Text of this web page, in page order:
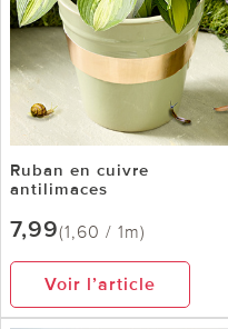
Ruban en cuivre
antilimaces
7,99(1,60 / 1m)
Voir l’article